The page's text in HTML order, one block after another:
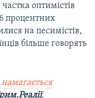
оптимістів
процентних
на песимістів,
більше говорять
.